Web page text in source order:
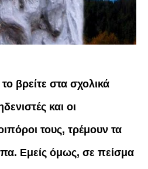
βρείτε στα σχολικά
και οι
τους, τρέμουν τα
Εμείς όμως, σε πείσμα